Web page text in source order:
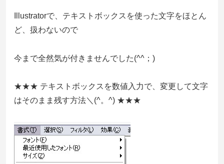
Illustratorで、テキストボックスを使った文字をほとん
ど、扱わないので
今まで全然気が付きませんでした(^^；)
★★★ テキストボックスを数値入力で、変更して文字
はそのまま残す方法＼(^。^) ★★★